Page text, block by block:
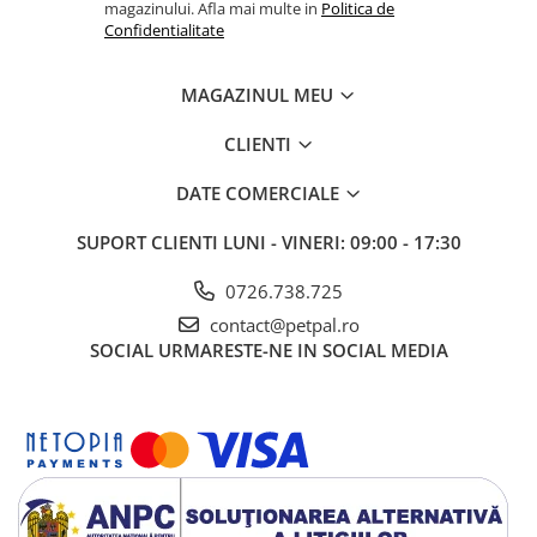
proteinele din carne de porc, pasăre sau somon, sau celor cu
afecțiuni renale severe.
magazinului. Afla mai multe in Politica de
Confidentialitate
MAGAZINUL MEU
CLIENTI
DATE COMERCIALE
SUPORT CLIENTI LUNI - VINERI: 09:00 - 17:30
0726.738.725
contact@petpal.ro
SOCIAL URMARESTE-NE IN SOCIAL MEDIA